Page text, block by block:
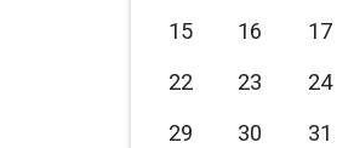
Апрель
Июнь
Июль
15
16 17
22
23 24
29
30 31